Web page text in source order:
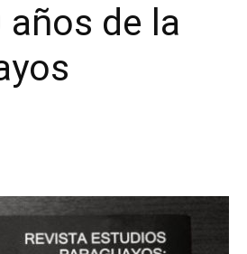
de la